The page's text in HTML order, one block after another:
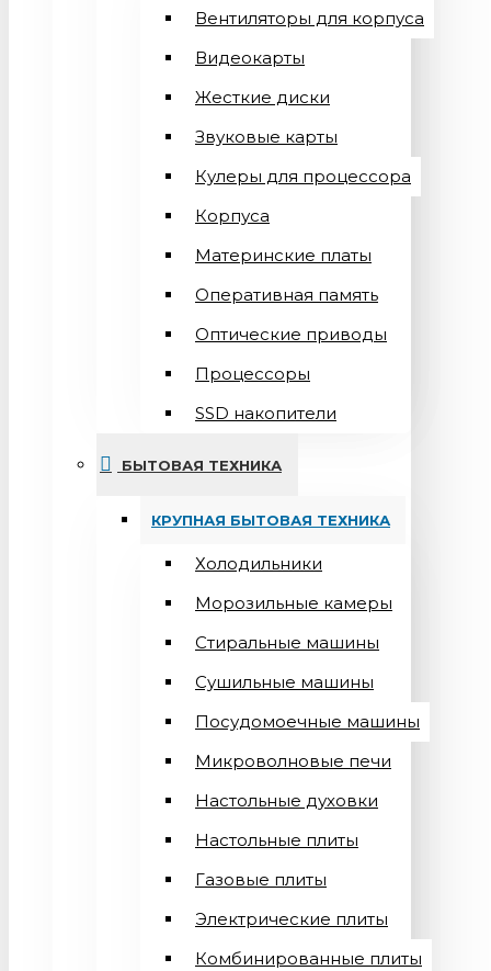
Вентиляторы для корпуса
Видеокарты
Жесткие диски
Звуковые карты
Кулеры для процессора
Корпуса
Материнские платы
Оперативная память
Оптические приводы
Процессоры
SSD накопители
БЫТОВАЯ ТЕХНИКА
КРУПНАЯ БЫТОВАЯ ТЕХНИКА
Холодильники
Морозильные камеры
Стиральные машины
Сушильные машины
Посудомоечные машины
Микроволновые печи
Настольные духовки
Настольные плиты
Газовые плиты
Электрические плиты
Комбинированные плиты